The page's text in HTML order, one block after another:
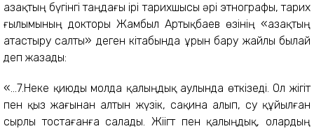
Қазақтың бүгінгі таңдағы ірі тарихшысы әрі этнографы, тарих
ғылымының докторы Жамбыл Артықбаев өзінің «Қазақтың
атастыру салты» деген кітабында ұрын бару жайлы былай
деп жазады:
«...7.Неке қиюды молда қалыңдық аулында өткізеді. Ол жігіт
пен қыз жағынан алтын жүзік, сақина алып, су құйылған
сырлы тостағанға салады. Жіігт пен қалыңдық, олардың